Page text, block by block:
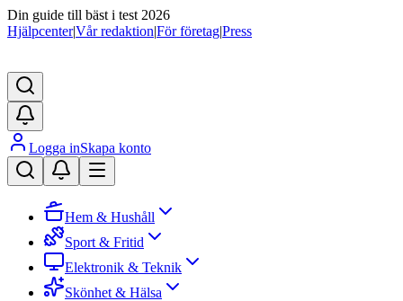
Din guide till bäst i test 2026
Hjälpcenter|Vår redaktion|För företag|Press
Logga inSkapa konto
Hem & Hushåll
Sport & Fritid
Elektronik & Teknik
Skönhet & Hälsa